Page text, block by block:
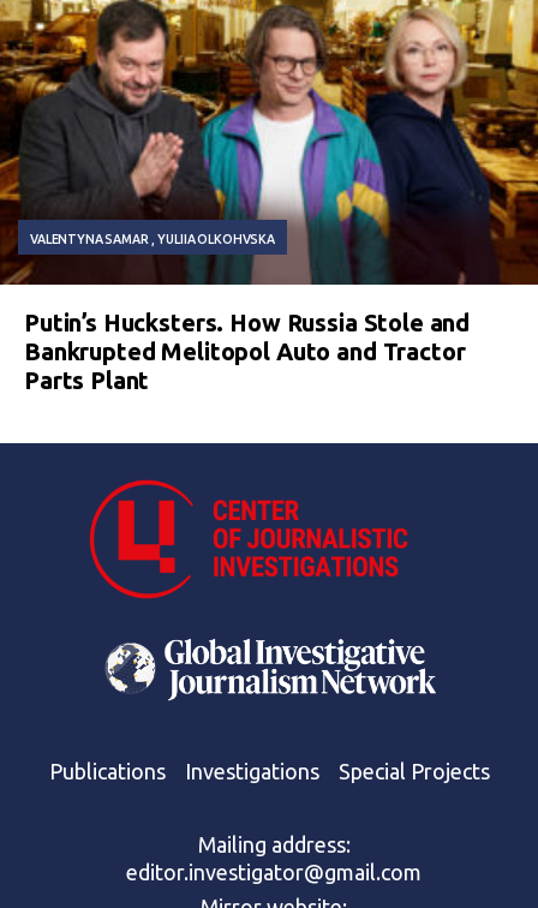
VALENTYNA SAMAR YULIIA OLKOHVSKA
Putin’s Hucksters. How Russia Stole and
Bankrupted Melitopol Auto and Tractor
Parts Plant
Publications Investigations Special Projects
Mailing address:
editor.investigator@gmail.com